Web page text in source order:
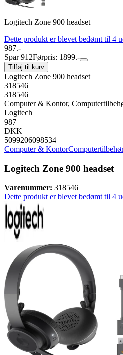
Logitech Zone 900 headset
Dette produkt er blevet bedømt til 4
987.-
Spar 912Førpris: 1899.-
Tilføj til kurv
Logitech Zone 900 headset
318546
318546
Computer & Kontor,
Logitech
987
DKK
5099206098534
Computer & Kontor
Logitech Zone 900 headset
Varenummer: 318546
Dette produkt er blevet bedømt til 4